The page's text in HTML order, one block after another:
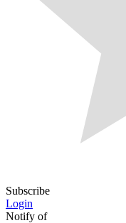
Subscribe
Login
Notify of